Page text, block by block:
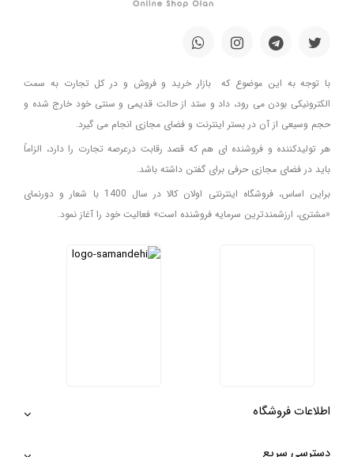
با توجه به این موضوع که بازار خرید و فروش و در کل تجارت به سمت
الکترونیکی بودن می رود، داد و ستد از حالت قدیمی و سنتی خود خارج شده و
حجم وسیعی از آن در بستر اینترنت و فضای مجازی انجام می گیرد.
هر تولیدکننده و فروشنده ای هم که قصد رقابت درعرصه تجارت را دارد، الزاماً
باید در فضای مجازی حرفی برای گفتن داشته باشد.
براین اساس، فروشگاه اینترنتی اولان کالا در سال 1400 با شعار و دورنمای
«مشتری، ارزشمندترین سرمایه فروشنده است» فعالیت خود را آغاز نمود.
اطلاعات فروشگاه